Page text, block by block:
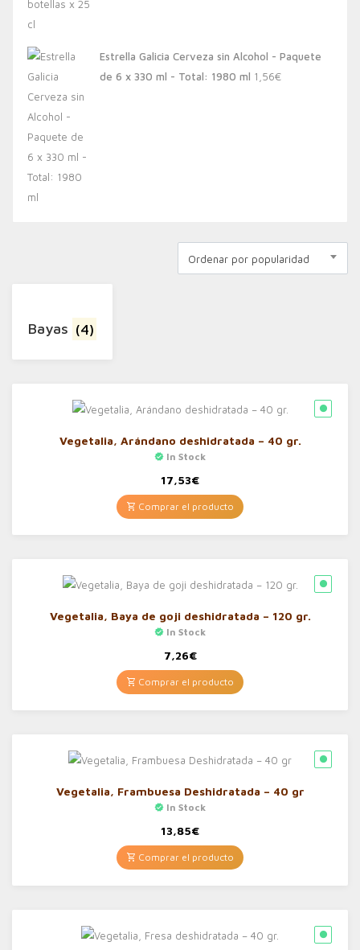
Estrella Galicia Cerveza sin Alcohol - Paquete
de 6 x 330 ml - Total: 1980 ml 1,56€
Ordenar por popularidad
Bayas (4)
Vegetalia, Arándano deshidratada – 40 gr.
In Stock
17,53€
Comprar el producto
Vegetalia, Baya de goji deshidratada – 120 gr.
In Stock
7,26€
Comprar el producto
Vegetalia, Frambuesa Deshidratada – 40 gr
In Stock
13,85€
Comprar el producto